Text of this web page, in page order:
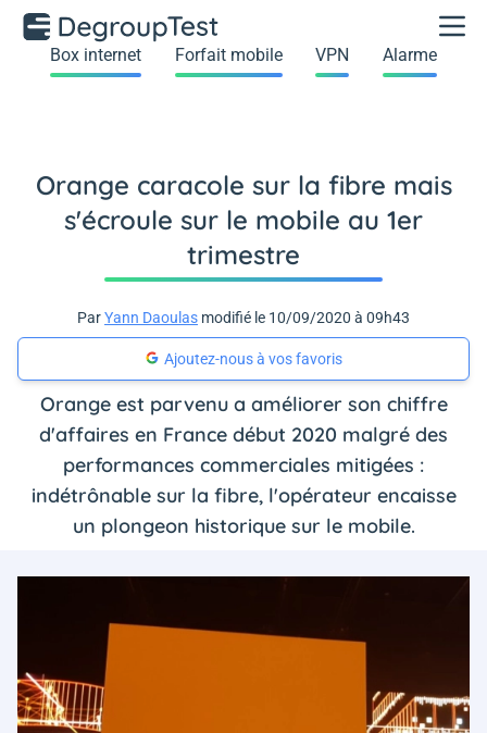
Box internet Forfait mobile VPN Alarme
Orange caracole sur la fibre mais
s'écroule sur le mobile au 1er
trimestre
ParYann Daoulas modifié le 10/09/2020 à 09h43
Ajoutez-nous à vos favoris
Orange est parvenu a améliorer son chiffre
d'affaires en France début 2020 malgré des
performances commerciales mitigées :
indétrônable sur la fibre, l'opérateur encaisse
un plongeon historique sur le mobile.